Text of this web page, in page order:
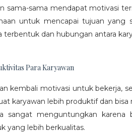
sama-sama mendapat motivasi
untuk mencapai tujuan yang
terbentuk dan hubungan antara
Para Karyawan
kembali motivasi untuk bekerja,
karyawan lebih produktif dan
sangat menguntungkan
yang lebih berkualitas.